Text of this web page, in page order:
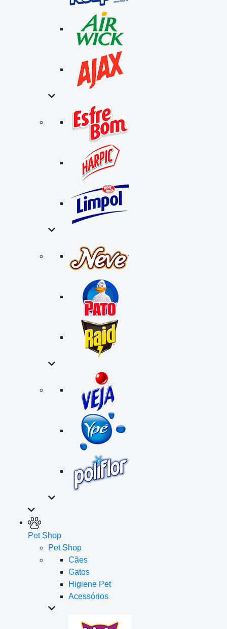
Pet Shop
Pet Shop
Cães
Gatos
Higiene Pet
Acessórios